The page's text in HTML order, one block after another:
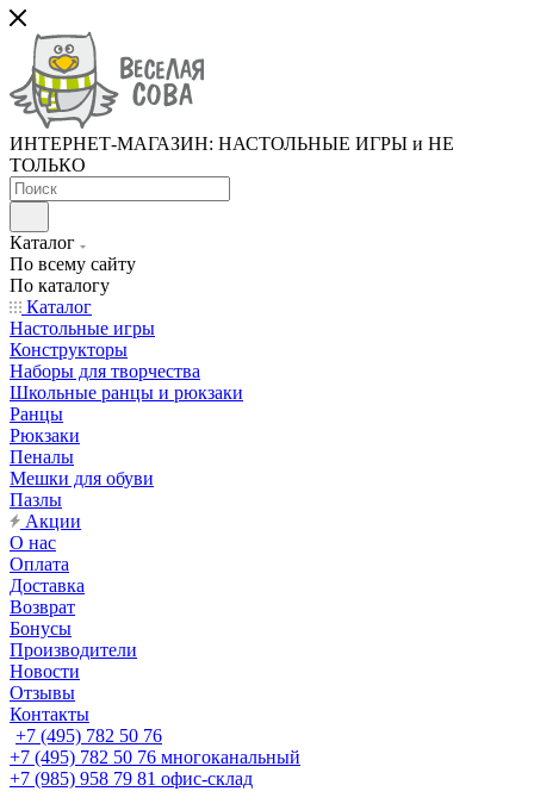
ИНТЕРНЕТ-МАГАЗИН: НАСТОЛЬНЫЕ ИГРЫ и НЕ
ТОЛЬКО
Каталог
По всему сайту
По каталогу
Каталог
Настольные игры
Конструкторы
Наборы для творчества
Школьные ранцы и рюкзаки
Ранцы
Рюкзаки
Пеналы
Мешки для обуви
Пазлы
Акции
О нас
Оплата
Доставка
Возврат
Бонусы
Производители
Новости
Отзывы
Контакты
+7 (495) 782 50 76
+7 (495) 782 50 76 многоканальный
+7 (985) 958 79 81 офис-склад